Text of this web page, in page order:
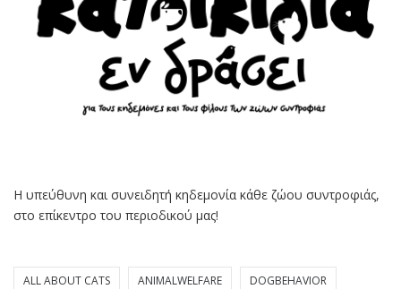
Η υπεύθυνη και συνειδητή κηδεμονία κάθε ζώου συντροφιάς,
στο επίκεντρο του περιοδικού μας!
ALL ABOUT CATS ANIMALWELFARE DOGBEHAVIOR